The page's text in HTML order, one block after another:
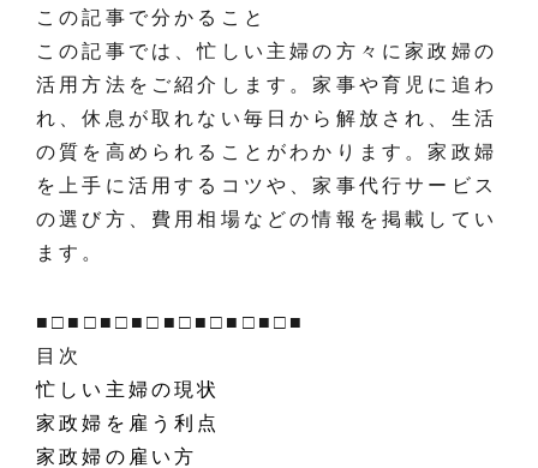
この記事で分かること
この記事では、忙しい主婦の方々に家政婦の
活用方法をご紹介します。家事や育児に追わ
れ、休息が取れない毎日から解放され、生活
の質を高められることがわかります。家政婦
を上手に活用するコツや、家事代行サービス
の選び方、費用相場などの情報を掲載してい
ます。
■□■□■□■□■□■□■□■□■
目次
忙しい主婦の現状
家政婦を雇う利点
家政婦の雇い方